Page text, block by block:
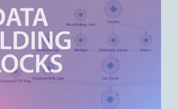
seus dados
Semântico